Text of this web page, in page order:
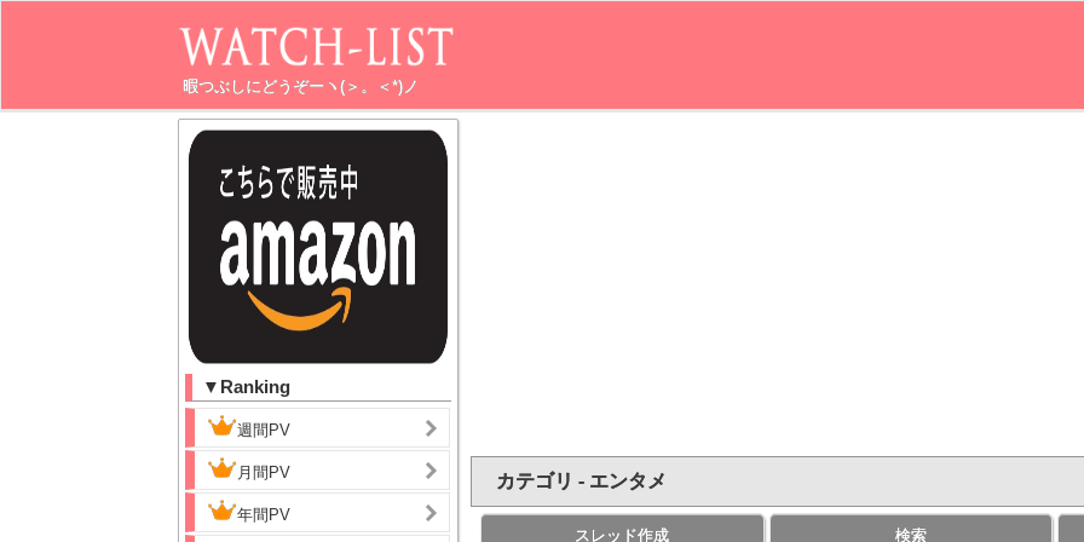
暇つぶしにどうぞーヽ(＞。＜*)ノ
▼Ranking
週間PV
月間PV
年間PV
カテゴリ - エンタメ
スレッド作成 検索